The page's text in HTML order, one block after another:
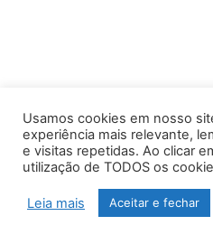
Usamos cookies em nosso
experiência mais relevante,
e visitas repetidas. Ao clicar
utilização de TODOS os
Leia mais Aceitar e fechar